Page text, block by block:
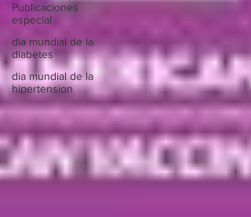
Publicaciones
especial
dia mundial de la
diabetes
dia mundial de la
hipertension